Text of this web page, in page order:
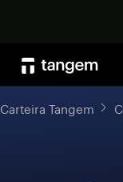
Carteira Tangem